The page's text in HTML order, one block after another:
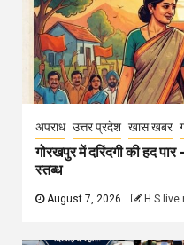
अपराध उत्तर प्रदेश खास खबर
गोरखपुर में दरिंदगी की हद
स्तब्ध
August 7, 2026 H S live